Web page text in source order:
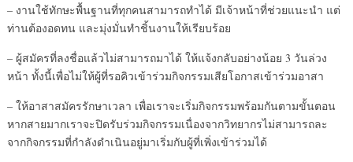
– งานใช้ทักษะพื้นฐานที่ทุกคนสามารถทำได้ มีเจ้าหน้าที่ช่วยแนะนำ แต่
ท่านต้องอดทน และมุ่งมั่นทำชิ้นงานให้เรียบร้อย
– ผู้สมัครที่ลงชื่อแล้วไม่สามารถมาได้ ให้แจ้งกลับอย่างน้อย 3 วันล่วง
หน้า ทั้งนี้เพื่อไม่ให้ผู้ที่รอคิวเข้าร่วมกิจกรรมเสียโอกาสเข้าร่วมอาสา
– ให้อาสาสมัครรักษาเวลา เพื่อเราจะเริ่มกิจกรรมพร้อมกันตามขั้นตอน
หากสายมากเราจะปิดรับร่วมกิจกรรมเนื่องจากวิทยากรไม่สามารถละ
จากกิจกรรมที่กำลังดำเนินอยู่มาเริ่มกับผู้ที่เพิ่งเข้าร่วมได้